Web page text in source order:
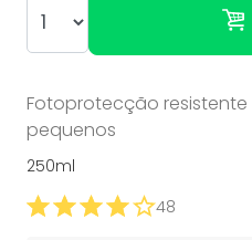
Fotoprotecção
pequenos
250ml
48